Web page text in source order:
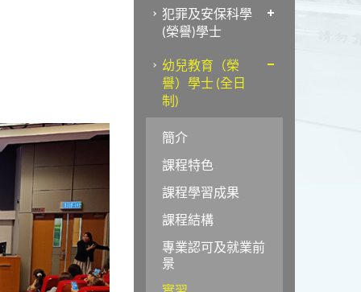
犯罪及安保科學
(榮譽)學士
幼兒教育（榮
譽）學士 (全日
制)
簡介
課程特色
課程學習成果
課程結構
專業認可及就業前
景